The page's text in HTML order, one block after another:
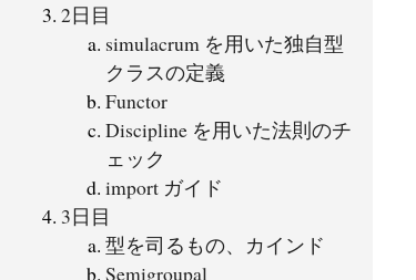
2日目
simulacrum を用いた独自型
クラスの定義
Functor
Discipline を用いた法則のチ
ェック
import ガイド
3日目
型を司るもの、カインド
Semigroupal